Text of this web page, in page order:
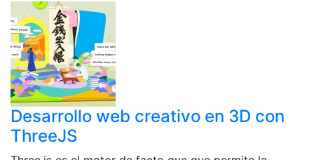
Desarrollo web creativo en 3D con
ThreeJS